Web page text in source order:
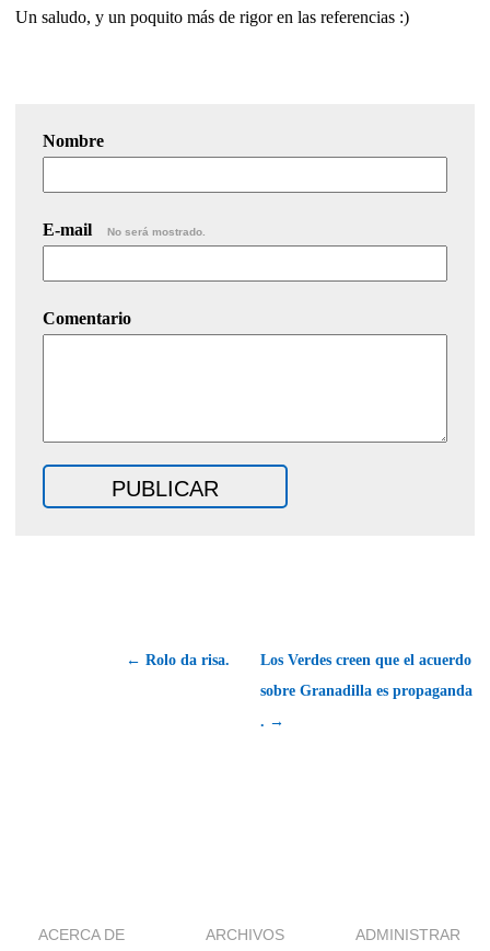
Un saludo, y un poquito más de rigor en las referencias :)
Nombre
E-mail No será mostrado.
Comentario
← Rolo da risa.
Los Verdes creen que el acuerdo
sobre Granadilla es propaganda
. →
ACERCA DE ARCHIVOS ADMINISTRAR